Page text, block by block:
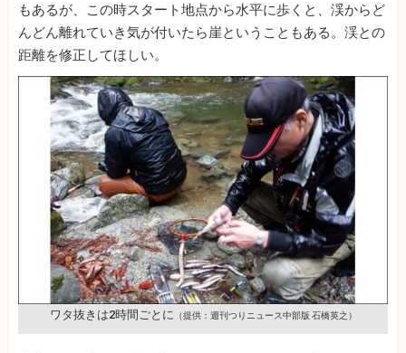
もあるが、この時スタート地点から水平に歩くと、渓からど
んどん離れていき気が付いたら崖ということもある。渓との
距離を修正してほしい。
ワタ抜きは2時間ごとに （提供：週刊つりニュース中部版 石橋英之）